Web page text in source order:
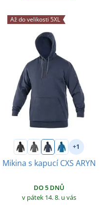
Až do velikosti 5XL
+1
Mikina s kapucí CXS ARYN
DO 5 DNŮ
v pátek 14. 8. u vás